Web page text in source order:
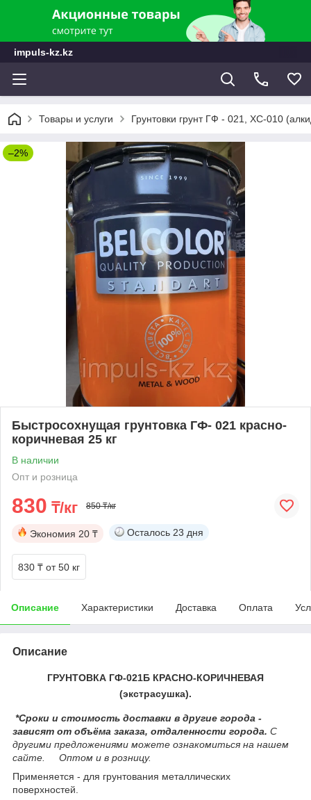
impuls-kz.kz
Товары и услуги Грунтовки грунт ГФ - 021, ХС-010
–2%
Быстросохнущая грунтовка ГФ- 021 красно-
коричневая 25 кг
В наличии
Опт и розница
830 ₸/кг 850 ₸/кг
Экономия 20 ₸ Осталось 23 дня
830 ₸ от 50 кг
Описание Характеристики Доставка Оплата
Описание
ГРУНТОВКА ГФ-021Б КРАСНО-КОРИЧНЕВАЯ
(экстрасушка).
*Сроки и стоимость доставки в другие города -
зависят от объёма заказа, отдаленности города. С
другими предложениями можете ознакомиться на нашем
сайте.
Оптом и в розницу.
Применяется - для грунтования металлических
поверхностей.